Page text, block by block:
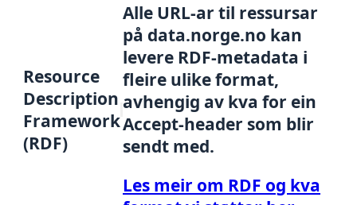
Resource
Description
Framework
(RDF)
Alle URL-ar til ressursar
på data.norge.no kan
levere RDF-metadata i
fleire ulike format,
avhengig av kva for ein
Accept-header som blir
sendt med.
Les meir om RDF og kva